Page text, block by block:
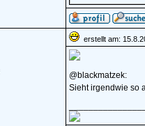
erstellt am:
@blackmatzek:
Sieht irgendwie so